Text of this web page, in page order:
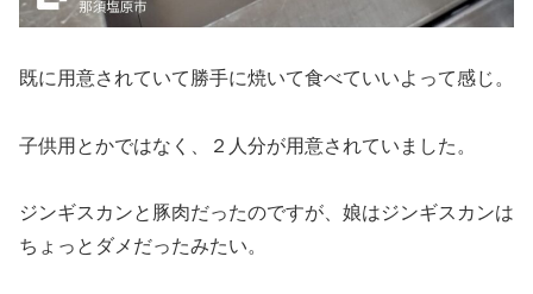
既に用意されていて勝手に焼いて食べていいよって感じ。
子供用とかではなく、２人分が用意されていました。
ジンギスカンと豚肉だったのですが、娘はジンギスカンは
ちょっとダメだったみたい。